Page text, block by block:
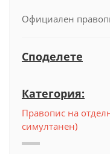
Официален
Споделете
Категория:
Правопис на
симултанен)